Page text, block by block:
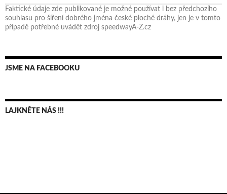
Faktické údaje zde publikované je možné používat i bez předchozího
souhlasu pro šíření dobrého jména české ploché dráhy, jen je v tomto
případě potřebné uvádět zdroj speedwayA-Z.cz
JSME NA FACEBOOKU
LAJKNĚTE NÁS !!!